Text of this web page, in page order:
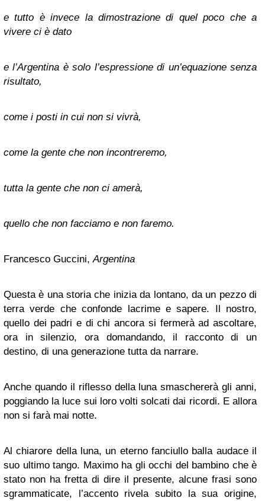
e tutto è invece la dimostrazione di quel poco che a
vivere ci è dato
e l’Argentina è solo l’espressione di un’equazione senza
risultato,
come i posti in cui non si vivrà,
come la gente che non incontreremo,
tutta la gente che non ci amerà,
quello che non facciamo e non faremo.
Francesco Guccini,Argentina
Questa è una storia che inizia da lontano, da un pezzo di
terra verde che confonde lacrime e sapere. Il nostro,
quello dei padri e di chi ancora si fermerà ad ascoltare,
ora in silenzio, ora domandando, il racconto di un
destino, di una generazione tutta da narrare.
Anche quando il riflesso della luna smaschererà gli anni,
poggiando la luce sui loro volti solcati dai ricordi. E allora
non si farà mai notte.
Al chiarore della luna, un eterno fanciullo balla audace il
suo ultimo tango. Maximo ha gli occhi del bambino che è
stato non ha fretta di dire il presente, alcune frasi sono
sgrammaticate, l’accento rivela subito la sua origine,